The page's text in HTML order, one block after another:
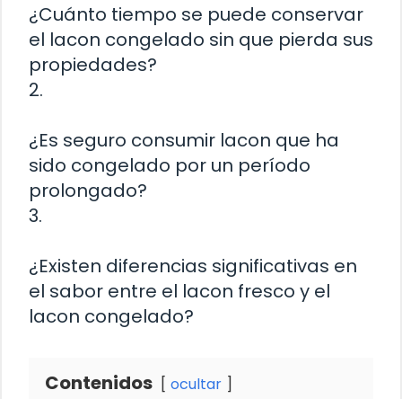
¿Cuánto tiempo se puede conservar
el lacon congelado sin que pierda sus
propiedades?
2.
¿Es seguro consumir lacon que ha
sido congelado por un período
prolongado?
3.
¿Existen diferencias significativas en
el sabor entre el lacon fresco y el
lacon congelado?
Contenidos ocultar